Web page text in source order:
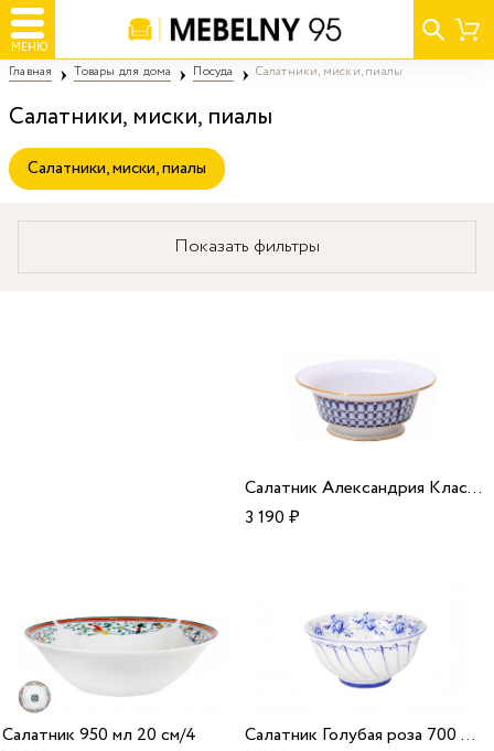
МЕНЮ
Главная Товары для дома Посуда Салатники, миски, пиалы
Салатники, миски, пиалы
Салатники, миски, пиалы
Показать фильтры
Салатник Александрия Классика Петербурга круглый 2 порционный/3
3 190₽
Салатник 950 мл 20 см/4
Салатник Голубая роза 700 мл/1